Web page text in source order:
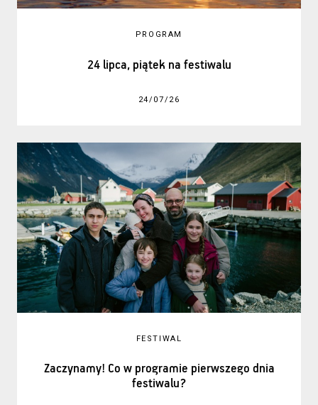
PROGRAM
24 lipca, piątek na festiwalu
24/07/26
FESTIWAL
Zaczynamy! Co w programie pierwszego dnia
festiwalu?